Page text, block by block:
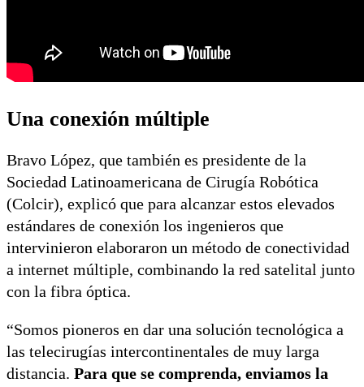
Una conexión múltiple
Bravo López, que también es presidente de la
Sociedad Latinoamericana de Cirugía Robótica
(Colcir), explicó que para alcanzar estos elevados
estándares de conexión los ingenieros que
intervinieron elaboraron un método de conectividad
a internet múltiple, combinando la red satelital junto
con la fibra óptica.
“Somos pioneros en dar una solución tecnológica a
las telecirugías intercontinentales de muy larga
distancia. Para que se comprenda, enviamos la